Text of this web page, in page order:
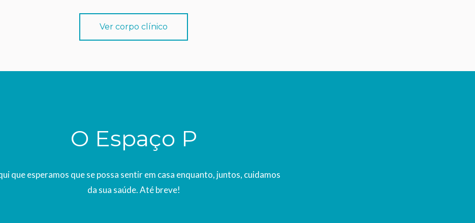
Ver corpo clínico
O Espaço P
que esperamos que se possa sentir em casa enquanto, juntos, cuidamos
da sua saúde. Até breve!